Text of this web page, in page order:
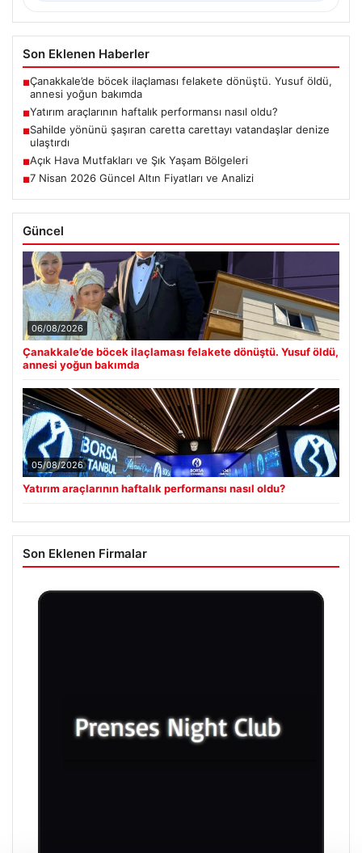
Son Eklenen Haberler
■Çanakkale’de böcek ilaçlaması felakete dönüştü. Yusuf öldü,
annesi yoğun bakımda
■Yatırım araçlarının haftalık performansı nasıl oldu?
■Sahilde yönünü şaşıran caretta carettayı vatandaşlar denize
ulaştırdı
■Açık Hava Mutfakları ve Şık Yaşam Bölgeleri
■7 Nisan 2026 Güncel Altın Fiyatları ve Analizi
Güncel
06/08/2026
Çanakkale’de böcek ilaçlaması felakete dönüştü. Yusuf öldü,
annesi yoğun bakımda
05/08/2026
Yatırım araçlarının haftalık performansı nasıl oldu?
Son Eklenen Firmalar